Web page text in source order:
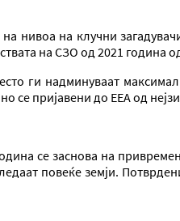
нивоа на клучни
на СЗО од 2021 година
ги надминуваат
се пријавени до ЕЕА од
се заснова на
повеќе земји.